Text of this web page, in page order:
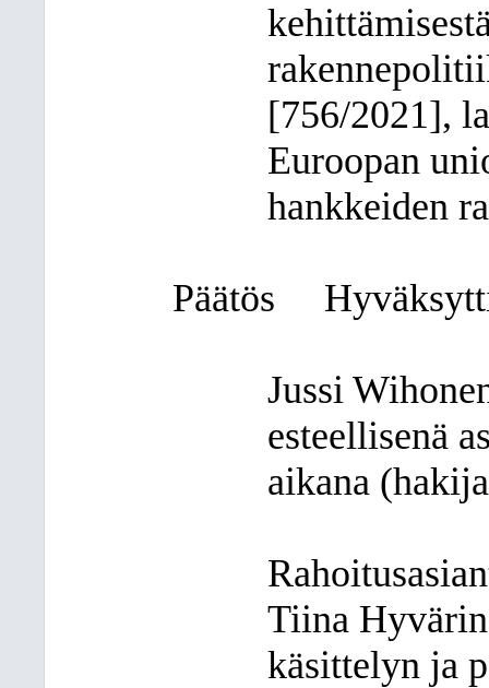
[756/2021],
Euroopan
hankkeiden
Päätös
Jussi
esteellisenä
aikana
Tiina
käsittelyn ja